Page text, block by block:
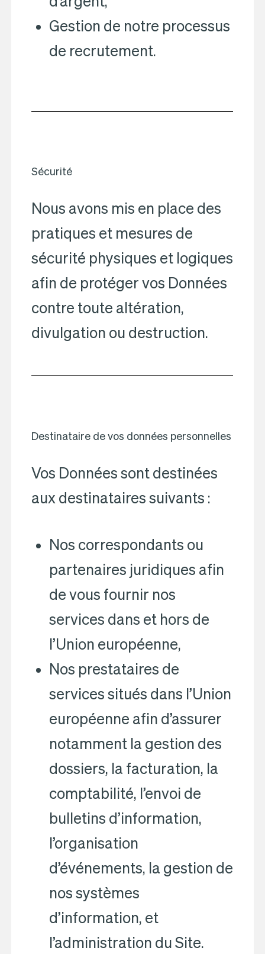
Gestion de notre processus
de recrutement.
Sécurité
Nous avons mis en place des
pratiques et mesures de
sécurité physiques et logiques
afin de protéger vos Données
contre toute altération,
divulgation ou destruction.
Destinataire de vos données personnelles
Vos Données sont destinées
aux destinataires suivants :
Nos correspondants ou
partenaires juridiques afin
de vous fournir nos
services dans et hors de
l’Union européenne,
Nos prestataires de
services situés dans l’Union
européenne afin d’assurer
notamment la gestion des
dossiers, la facturation, la
comptabilité, l’envoi de
bulletins d’information,
l’organisation
d’événements, la gestion de
nos systèmes
d’information, et
l’administration du Site.